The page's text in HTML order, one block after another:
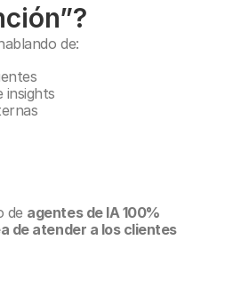
de:
insights
de agentes de IA 100%
de atender a los clientes